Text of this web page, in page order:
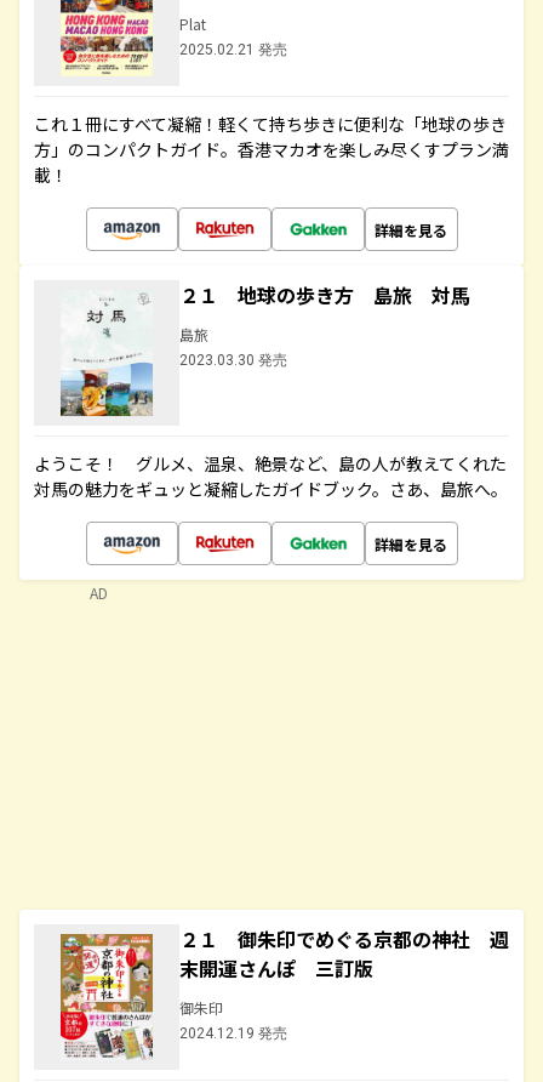
Plat
2025.02.21 発売
これ１冊にすべて凝縮！軽くて持ち歩きに便利な「地球の歩き
方」のコンパクトガイド。香港マカオを楽しみ尽くすプラン満
載！
詳細を見る
２１ 地球の歩き方 島旅 対馬
島旅
2023.03.30 発売
ようこそ！ グルメ、温泉、絶景など、島の人が教えてくれた
対馬の魅力をギュッと凝縮したガイドブック。さあ、島旅へ。
詳細を見る
２１ 御朱印でめぐる京都の神社 週
末開運さんぽ 三訂版
御朱印
2024.12.19 発売
AD